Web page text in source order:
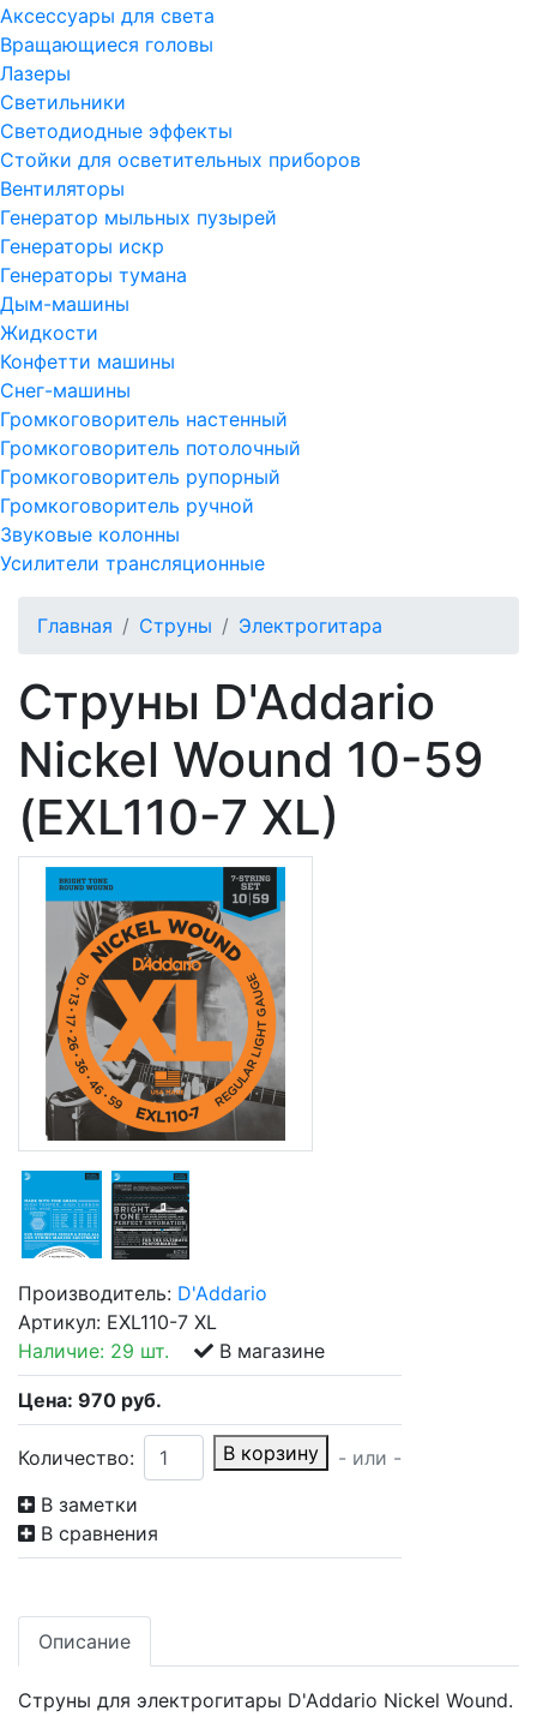
Аксессуары для света
Вращающиеся головы
Лазеры
Светильники
Светодиодные эффекты
Стойки для осветительных приборов
Вентиляторы
Генератор мыльных пузырей
Генераторы искр
Генераторы тумана
Дым-машины
Жидкости
Конфетти машины
Снег-машины
Громкоговоритель настенный
Громкоговоритель потолочный
Громкоговоритель рупорный
Громкоговоритель ручной
Звуковые колонны
Усилители трансляционные
Главная Струны Электрогитара
Струны D'Addario
Nickel Wound 10-59
(EXL110-7 XL)
Производитель: D'Addario
Артикул: EXL110-7 XL
Наличие: 29 шт. В магазине
Цена: 970 руб.
Количество: В корзину
- или -
В заметки
В сравнения
Описание
Струны для электрогитары D'Addario Nickel Wound.